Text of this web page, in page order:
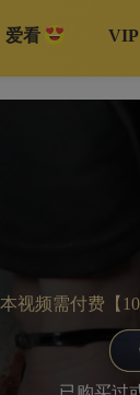
爱看 VIP
本视频需付费【
已购买过